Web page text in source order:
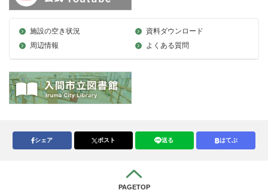
施設の空き状況
資料ダウンロード
周辺情報
よくある質問
シェア ポスト 送る はてぶ
PAGETOP